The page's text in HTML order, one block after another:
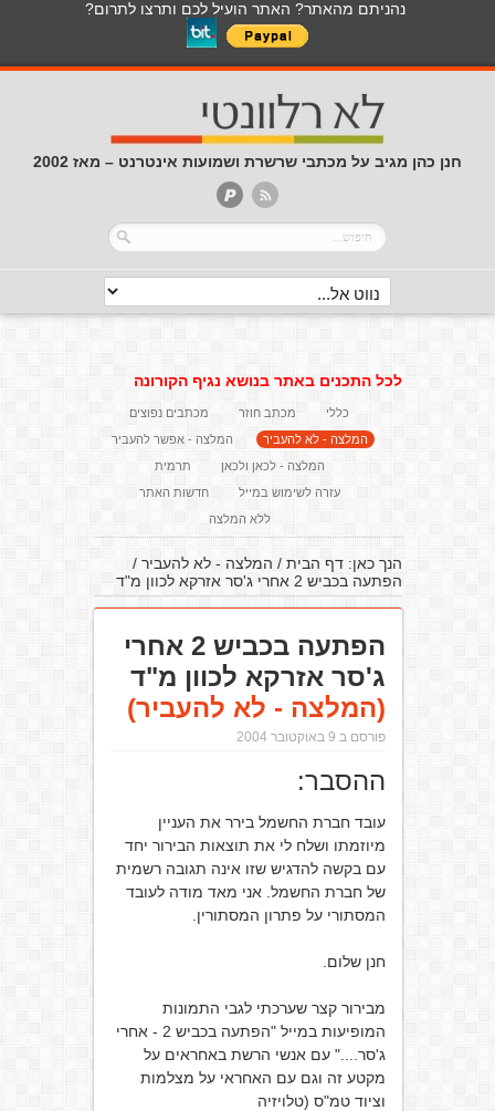
נהניתם מהאתר? האתר הועיל לכם ותרצו לתרום?
חנן כהן מגיב על מכתבי שרשרת ושמועות אינטרנט – מאז 2002
לכל התכנים באתר בנושא נגיף הקורונה
כללי מכתב חוזר
מכתבים נפוצים
המלצה - לא להעביר
המלצה - אפשר להעביר
המלצה - לכאן ולכאן
תרמית
עזרה לשימוש במייל
חדשות האתר
ללא המלצה
הנך כאן:דף הבית / המלצה - לא להעביר /
הפתעה בכביש 2 אחרי ג'סר אזרקא לכוון מ"ד
הפתעה בכביש 2 אחרי
ג'סר אזרקא לכוון מ"ד
(המלצה - לא להעביר)
פורסם ב 9 באוקטובר 2004
ההסבר:
עובד חברת החשמל בירר את העניין
מיוזמתו ושלח לי את תוצאות הבירור יחד
עם בקשה להדגיש שזו אינה תגובה רשמית
של חברת החשמל. אני מאד מודה לעובד
המסתורי על פתרון המסתורין.
חנן שלום.
מבירור קצר שערכתי לגבי התמונות
המופיעות במייל "הפתעה בכביש 2 - אחרי
ג'סר...." עם אנשי הרשת באחראים על
מקטע זה וגם עם האחראי על מצלמות
וציוד טמ"ס (טלויזיה